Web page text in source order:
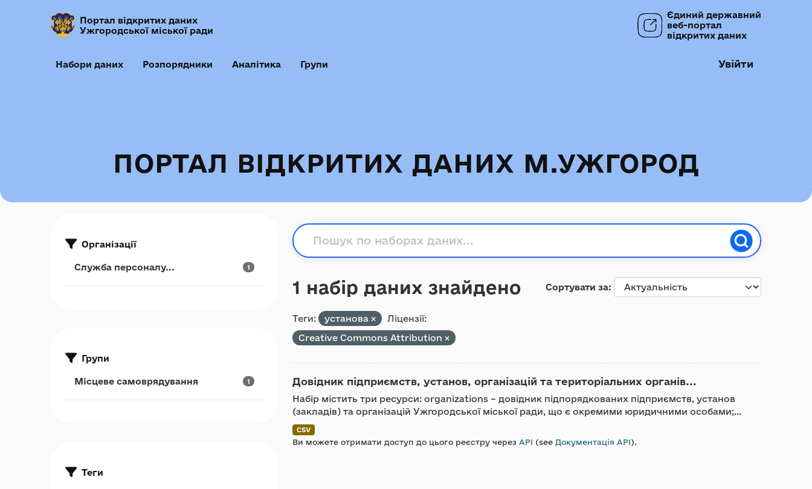
Портал відкритих даних
Ужгородської міської ради
Єдиний державний
веб-портал
відкритих даних
Набори даних Розпорядники Аналітика Групи Увійти
ПОРТАЛ ВІДКРИТИХ ДАНИХ М.УЖГОРОД
Організації
Служба персоналу... 1
Групи
Місцеве самоврядування 1
Теги
Сортувати за
1 набір даних знайдено
Теги: установа
Ліцензії:
Creative Commons Attribution
Довідник підприємств, установ, організацій та територіальних органів...
Набір містить три ресурси: organizations – довідник підпорядкованих підприємств, установ
(закладів) та організацій Ужгородської міської ради, що є окремими юридичними особами;...
CSV
Ви можете отримати доступ до цього реєстру через API (see Документація API).